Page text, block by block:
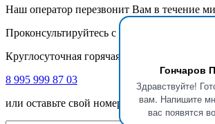
Гончаров
Здравствуйте!
вам. Напишите
вас появятся
Наш оператор перезвонит Вам в течение
Проконсультируйтесь с нашими
Круглосуточная горячая линия
8 995 999 87 03
или оставьте свой номер телефона